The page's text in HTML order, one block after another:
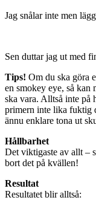
Jag snålar inte men
Sen duttar jag ut med
Tips! Om du ska göra
en smokey eye, så kan
ska vara. Alltså inte på
primern inte lika fuktig
ännu enklare tona ut
Hållbarhet
Det viktigaste av allt –
bort det på kvällen!
Resultat
Resultatet blir alltså: